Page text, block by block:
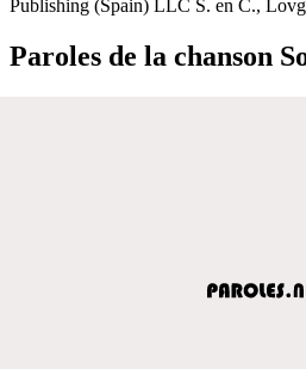
Publishing (Spain) LLC S. en C.,
Paroles de la chanson